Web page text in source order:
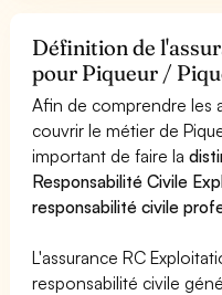
Définition de
pour Piqueur /
Afin de comprendre les
couvrir le métier de
important de faire la
Responsabilité Civile
responsabilité civile
L'assurance RC
responsabilité civile